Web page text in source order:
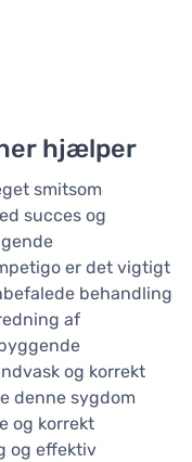
hjælper
smitsom
succes og
er det vigtigt
behandling
af
og korrekt
denne sygdom
og korrekt
og effektiv